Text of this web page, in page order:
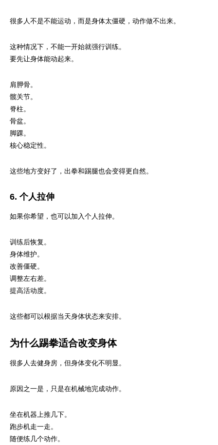
很多人不是不能运动，而是身体太僵硬，动作做不出来。
这种情况下，不能一开始就强行训练。
要先让身体能动起来。
肩胛骨。
髋关节。
脊柱。
骨盆。
脚踝。
核心稳定性。
这些地方变好了，出拳和踢腿也会变得更自然。
6. 个人拉伸
如果你希望，也可以加入个人拉伸。
训练后恢复。
身体维护。
改善僵硬。
调整左右差。
提高活动度。
这些都可以根据当天身体状态来安排。
为什么踢拳适合改变身体
很多人去健身房，但身体变化不明显。
原因之一是，只是在机械地完成动作。
坐在机器上推几下。
跑步机走一走。
随便练几个动作。